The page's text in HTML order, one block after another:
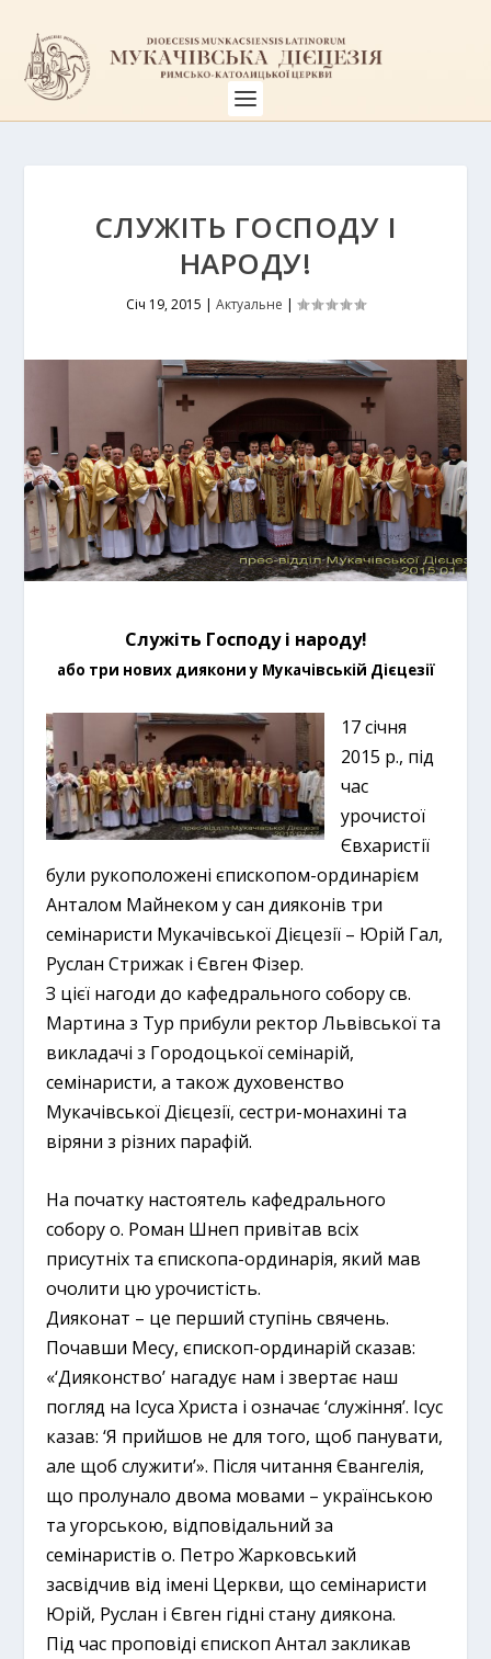
СЛУЖІТЬ ГОСПОДУ І
НАРОДУ!
Січ 19, 2015 | Актуальне |
Служіть Господу і народу!
або три нових диякони у Мукачівській Дієцезії
17 січня
2015 р., під
час
урочистої
Євхаристії
були рукоположені єпископом-ординарієм
Анталом Майнеком у сан дияконів три
семінаристи Мукачівської Дієцезії – Юрій Гал,
Руслан Стрижак і Євген Фізер.
З цієї нагоди до кафедрального собору св.
Мартина з Тур прибули ректор Львівської та
викладачі з Городоцької семінарій,
семінаристи, а також духовенство
Мукачівської Дієцезії, сестри-монахині та
віряни з різних парафій.
На початку настоятель кафедрального
собору о. Роман Шнеп привітав всіх
присутніх та єпископа-ординарія, який мав
очолити цю урочистість.
Дияконат – це перший ступінь свячень.
Почавши Месу, єпископ-ординарій сказав:
«‘Дияконство’ нагадує нам і звертає наш
погляд на Ісуса Христа і означає ‘служіння’. Ісус
казав: ‘Я прийшов не для того, щоб панувати,
але щоб служити’». Після читання Євангелія,
що пролунало двома мовами – українською
та угорською, відповідальний за
семінаристів о. Петро Жарковський
засвідчив від імені Церкви, що семінаристи
Юрій, Руслан і Євген гідні стану диякона.
Під час проповіді єпископ Антал закликав